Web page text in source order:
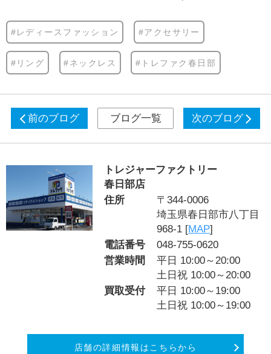
#レディースファッション #アクセサリー
#リング #ネックレス #トレファク春日部
前のブログ ブログ一覧 次のブログ
トレジャーファクトリー
春日部店
住所
〒344-0006
埼玉県春日部市八丁目
968-1 [MAP]
電話番号
048-755-0620
営業時間
平日 10:00～20:00
土日祝 10:00～20:00
買取受付
平日 10:00～19:00
土日祝 10:00～19:00
店舗の詳細情報はこちらから